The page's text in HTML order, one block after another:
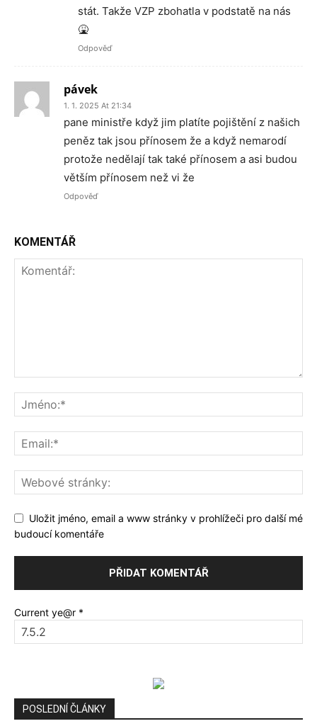
stát. Takže VZP zbohatla v podstatě na nás
🤮
Odpověď
pávek
1. 1. 2025 At 21:34
pane ministře když jim platíte pojištění z našich
peněz tak jsou přínosem že a když nemarodí
protože nedělají tak také přínosem a asi budou
větším přínosem než vi že
Odpověď
KOMENTÁŘ
Uložit jméno, email a www stránky v prohlížeči pro další mé
budoucí komentáře
Current ye@r *
POSLEDNÍ ČLÁNKY